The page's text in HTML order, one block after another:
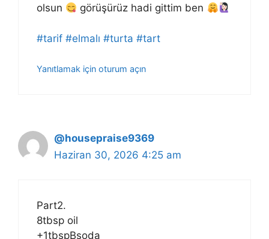
olsun
görüşürüz hadi gittim ben
#tarif #elmalı #turta #tart
Yanıtlamak için oturum açın
@housepraise9369
Haziran 30, 2026 4:25 am
Part2.
8tbsp oil
+1tbspBsoda